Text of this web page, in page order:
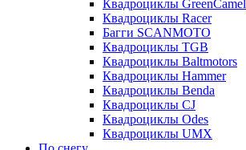
Квадроциклы GreenCamel
Квадроциклы Racer
Багги SCANMOTO
Квадроциклы TGB
Квадроциклы Baltmotors
Квадроциклы Hammer
Квадроциклы Benda
Квадроциклы CJ
Квадроциклы Odes
Квадроциклы UMX